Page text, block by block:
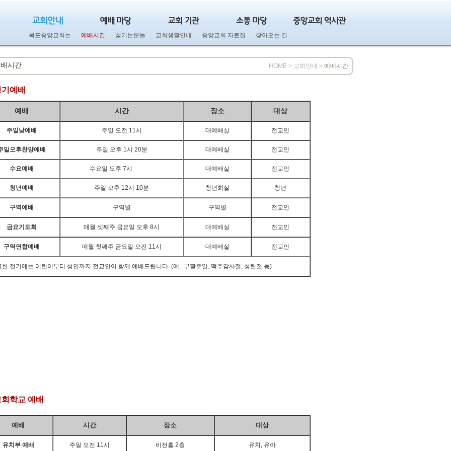
목포중앙교회는 예배시간 섬기는분들 교회생활안내 중앙교회 자료집 찾아오는 길
시간 HOME > 교회안내 > 예배시간
예배
예배 시간 장소 대상
주일낮예배 주일 오전 11시 대예배실 전교인
일오후찬양예배 주일 오후 1시 20분 대예배실 전교인
수요예배 수요일 오후 7시 대예배실 전교인
청년예배 주일 오후 12시 10분 청년회실 청년
구역예배 구역별 구역별 전교인
금요기도회 매월 셋째주 금요일 오후 8시 대예배실 전교인
구역연합예배 매월 첫째주 금요일 오전 11시 대예배실 전교인
한 절기에는 어린이부터 성인까지 전교인이 함께 예배드립니다. (예 : 부활주일, 맥추감사절, 성탄절 등)
학교 예배
예배 시간 장소 대상
유치부 예배 주일 오전 11시 비전홀 2층 유치, 유아